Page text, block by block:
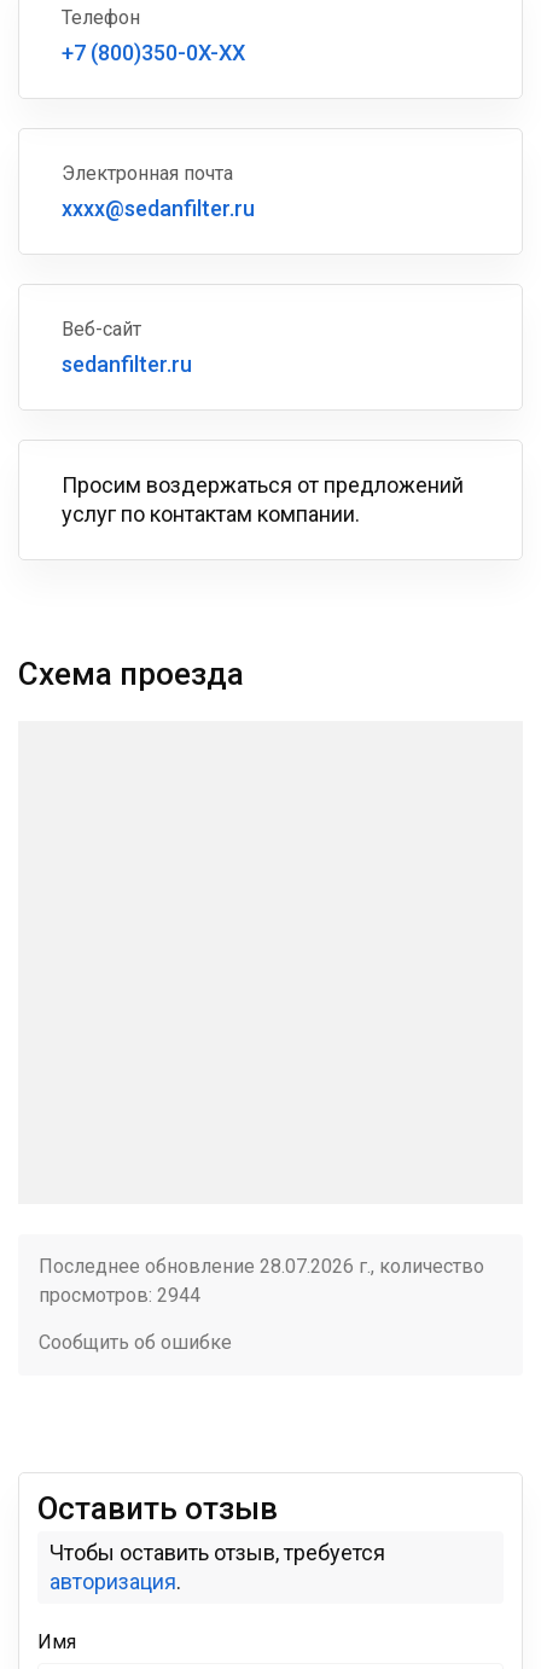
Телефон
+7 (800)350-0X-XX
Электронная почта
xxxx@sedanfilter.ru
Веб-сайт
sedanfilter.ru
Просим воздержаться от предложений
услуг по контактам компании.
Схема проезда
Последнее обновление 28.07.2026 г., количество
просмотров: 2944
Сообщить об ошибке
Оставить отзыв
Чтобы оставить отзыв, требуется
авторизация.
Имя